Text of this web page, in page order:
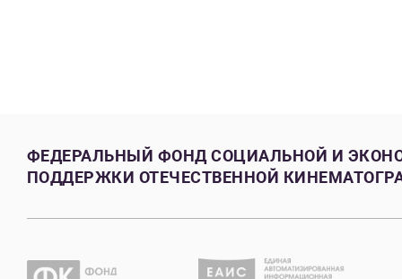
ФЕДЕРАЛЬНЫЙ ФОНД СОЦИАЛЬНОЙ И
ПОДДЕРЖКИ ОТЕЧЕСТВЕННОЙ